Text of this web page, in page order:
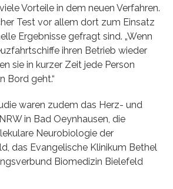
Vorteile in dem neuen Verfahren.
Test vor allem dort zum Einsatz
Ergebnisse gefragt sind. „Wenn
ihren Betrieb wieder
sie in kurzer Zeit jede Person
Bord geht.“
waren zudem das Herz- und
in Bad Oeynhausen, die
Neurobiologie der
das Evangelische Klinikum Bethel
Biomedizin Bielefeld